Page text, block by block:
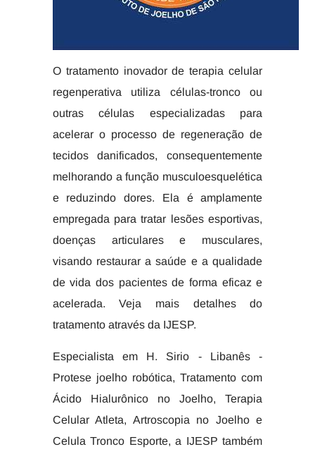
O tratamento inovador de terapia celular
regenperativa utiliza células-tronco ou
outras células especializadas para
acelerar o processo de regeneração de
tecidos danificados, consequentemente
melhorando a função musculoesquelética
e reduzindo dores. Ela é amplamente
empregada para tratar lesões esportivas,
doenças articulares e musculares,
visando restaurar a saúde e a qualidade
de vida dos pacientes de forma eficaz e
acelerada. Veja mais detalhes do
tratamento através da IJESP.
Especialista em H. Sirio - Libanês -
Protese joelho robótica, Tratamento com
Ácido Hialurônico no Joelho, Terapia
Celular Atleta, Artroscopia no Joelho e
Celula Tronco Esporte, a IJESP também